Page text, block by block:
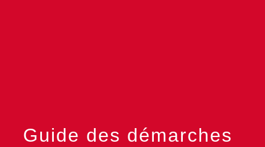
Guide des démarches